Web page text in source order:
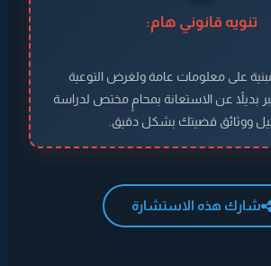
تنويه قانوني هام:
على معلومات عامة ولغرض التوعية
بديلاً عن الاستعانة بمحامٍ مختص لدراسة
ووثائق قضيتك بشكل دقيق.
شارك هذه الاستشارة